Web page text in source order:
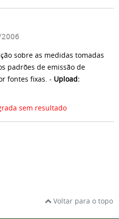
sobre as medidas tomadas
padrões de emissão de
fontes fixas. - Upload:
sem resultado
Voltar para o topo